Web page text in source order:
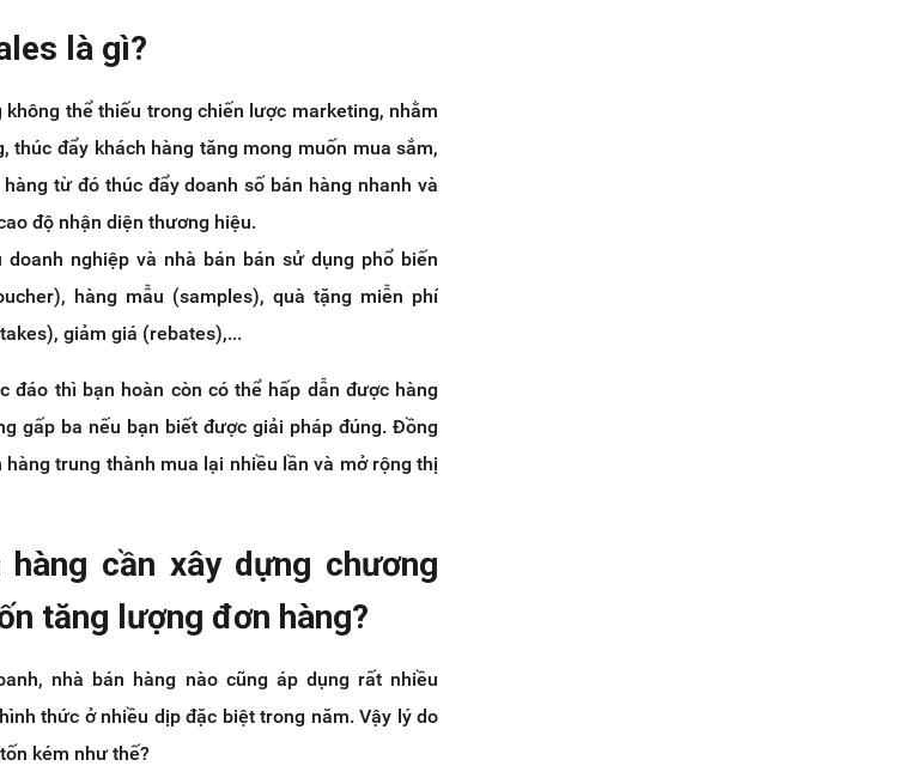
là gì?
thể thiếu trong chiến lược marketing, nhằm
thúc đẩy khách hàng tăng mong muốn mua sắm,
từ đó thúc đẩy doanh số bán hàng nhanh và
độ nhận diện thương hiệu.
nghiệp và nhà bán bán sử dụng phổ biến
hàng mẫu (samples), quà tặng miễn phí
giảm giá (rebates),...
đáo thì bạn hoàn còn có thể hấp dẫn được hàng
gấp ba nếu bạn biết được giải pháp đúng. Đồng
trung thành mua lại nhiều lần và mở rộng thị
cần xây dựng chương
tăng lượng đơn hàng?
nhà bán hàng nào cũng áp dụng rất nhiều
thức ở nhiều dịp đặc biệt trong năm. Vậy lý do
kém như thế?